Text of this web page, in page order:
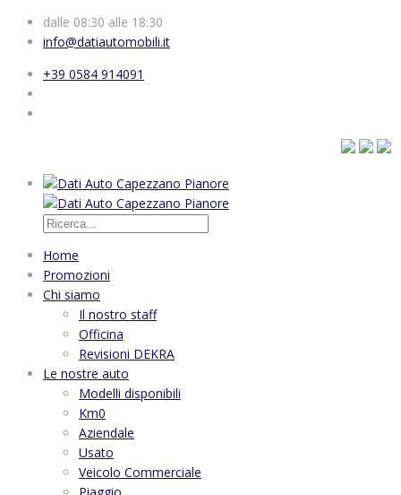
dalle 08:30 alle 18:30
info@datiautomobili.it
+39 0584 914091
Home
Promozioni
Chi siamo
Il nostro staff
Officina
Revisioni DEKRA
Le nostre auto
Modelli disponibili
Km0
Aziendale
Usato
Veicolo Commerciale